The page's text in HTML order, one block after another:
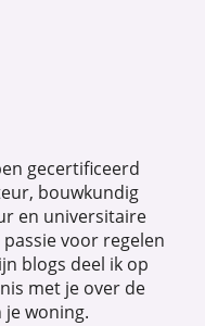
gecertificeerd
bouwkundig
en universitaire
voor regelen
blogs deel ik op
met je over de
woning.